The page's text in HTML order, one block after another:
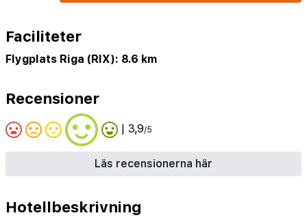
Faciliteter
Flygplats Riga (RIX): 8.6 km
Recensioner
| 3,9/5
Läs recensionerna här
Hotellbeskrivning